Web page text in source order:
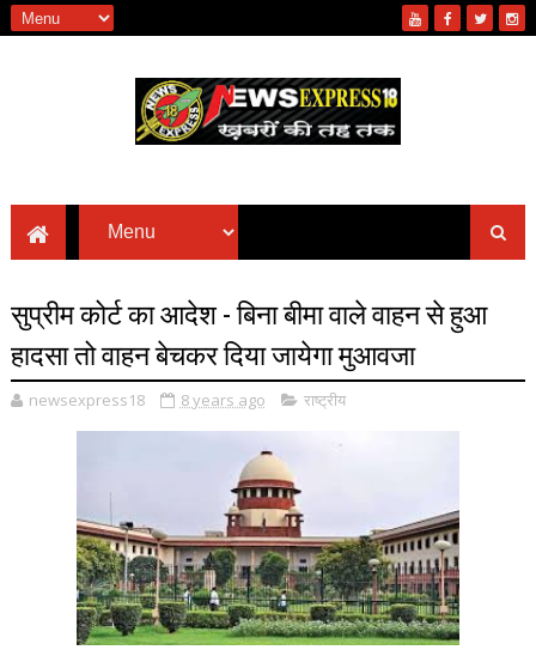
सुप्रीम कोर्ट का आदेश - बिना बीमा वाले वाहन से हुआ
हादसा तो वाहन बेचकर दिया जायेगा मुआवजा
newsexpress18 8 years ago राष्ट्रीय